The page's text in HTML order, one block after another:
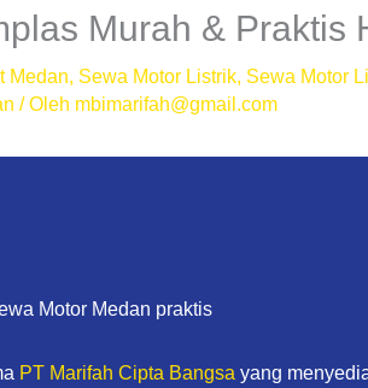
Murah & Praktis
Medan, Sewa Motor Listrik, Sewa Motor
/ Oleh mbimarifah@gmail.com
Motor Medan praktis
PT Marifah Cipta Bangsayang